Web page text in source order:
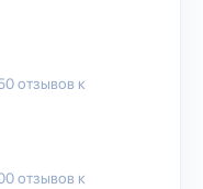
отзывов к
отзывов к